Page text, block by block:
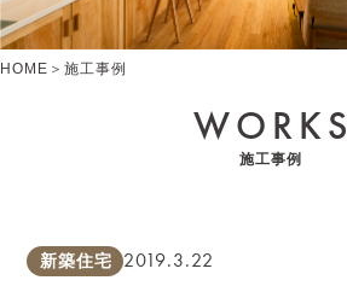
WORKS
施工事例
HOME ＞ 施工事例
新築住宅 2019.3.22